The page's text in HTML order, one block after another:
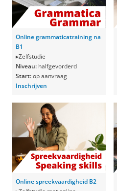
Online grammaticatraining na
B1
▸Zelfstudie
Niveau: halfgevorderd
Start:op aanvraag
Inschrijven
Online spreekvaardigheid B2